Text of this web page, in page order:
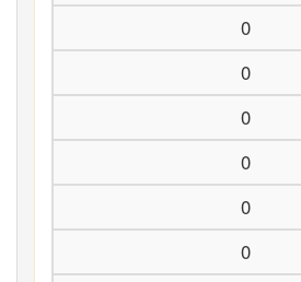
0
0
0
0
0
0